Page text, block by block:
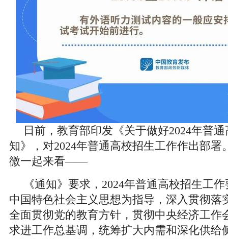
日前，教育部印发《关于做好2024年普
知》，对2024年普通高校招生工作作出部署
微一起来看——
《通知》要求，2024年普通高校招生工
中国特色社会主义思想为指导，深入贯彻落
全面贯彻党的教育方针，贯彻中央经济工作
求进工作总基调，统筹扩大内需和深化供给